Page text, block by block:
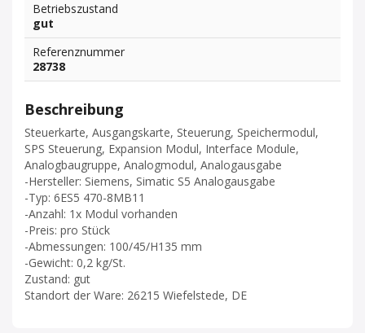
Betriebszustand
gut
Referenznummer
28738
Beschreibung
Steuerkarte, Ausgangskarte, Steuerung, Speichermodul,
SPS Steuerung, Expansion Modul, Interface Module,
Analogbaugruppe, Analogmodul, Analogausgabe
-Hersteller: Siemens, Simatic S5 Analogausgabe
-Typ: 6ES5 470-8MB11
-Anzahl: 1x Modul vorhanden
-Preis: pro Stück
-Abmessungen: 100/45/H135 mm
-Gewicht: 0,2 kg/St.
Zustand: gut
Standort der Ware: 26215 Wiefelstede, DE